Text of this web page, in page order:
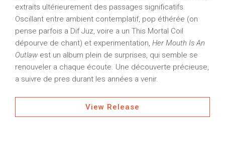
extraits ultérieurement des passages significatifs.
Oscillant entre ambient contemplatif, pop éthérée (on
pense parfois a Dif Juz, voire a un This Mortal Coil
dépourve de chant) et experimentation, Her Mouth Is An
Outlaw est un album plein de surprises, qui semble se
renouveler a chaque écoute. Une découverte précieuse,
a suivre de pres durant les années a venir.
View Release